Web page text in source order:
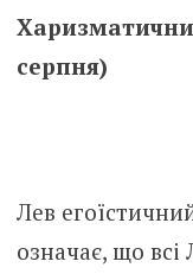
серпня)
Лев
означає, що